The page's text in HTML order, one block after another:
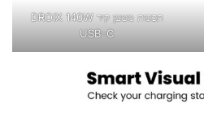
תכונות מטען קיר DROIX 140W
USB-C